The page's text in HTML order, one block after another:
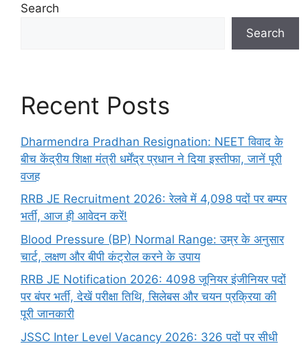
Search
Search
Recent Posts
Dharmendra Pradhan Resignation: NEET विवाद के
बीच केंद्रीय शिक्षा मंत्री धर्मेंद्र प्रधान ने दिया इस्तीफा, जानें पूरी
वजह
RRB JE Recruitment 2026: रेलवे में 4,098 पदों पर बम्पर
भर्ती, आज ही आवेदन करें!
Blood Pressure (BP) Normal Range: उम्र के अनुसार
चार्ट, लक्षण और बीपी कंट्रोल करने के उपाय
RRB JE Notification 2026: 4098 जूनियर इंजीनियर पदों
पर बंपर भर्ती, देखें परीक्षा तिथि, सिलेबस और चयन प्रक्रिया की
पूरी जानकारी
JSSC Inter Level Vacancy 2026: 326 पदों पर सीधी